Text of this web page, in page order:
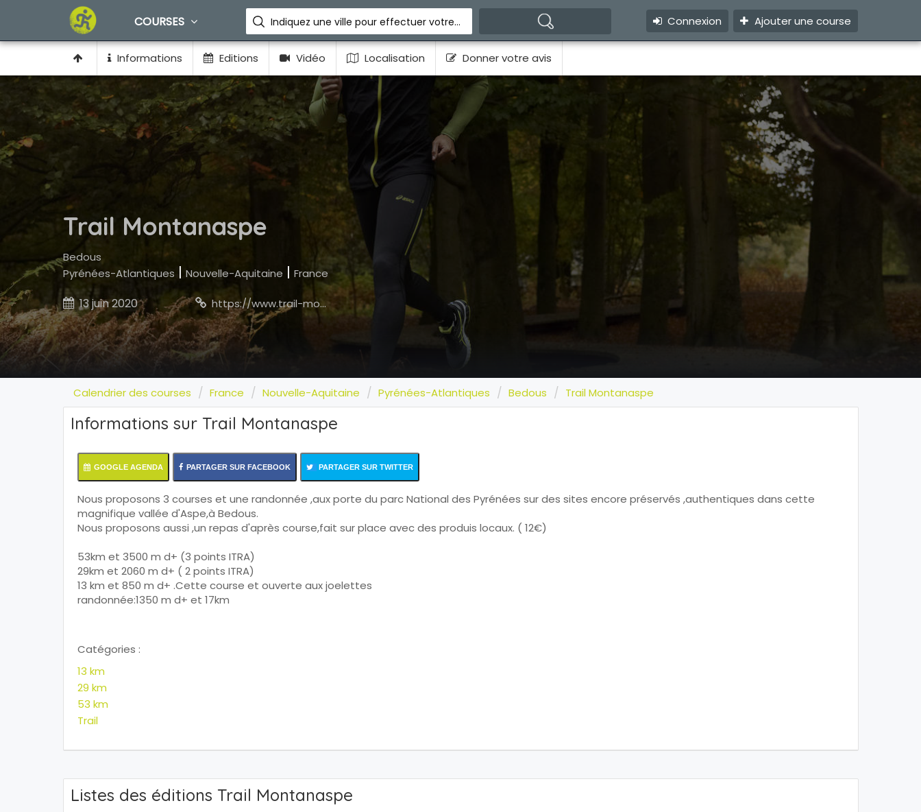
COURSES Indiquez une ville pour effectuer votre recherche Connexion Ajouter une course
Informations Editions Vidéo Localisation Donner votre avis
Trail Montanaspe
Bedous
Pyrénées-Atlantiques | Nouvelle-Aquitaine | France
13 juin 2020 https://www.trail-montanaspe.com/
Calendrier des courses France Nouvelle-Aquitaine Pyrénées-Atlantiques Bedous Trail Montanaspe
Informations sur Trail Montanaspe
GOOGLE AGENDA PARTAGER SUR FACEBOOK PARTAGER SUR TWITTER
Nous proposons 3 courses et une randonnée ,aux porte du parc National des Pyrénées sur des sites encore préservés ,authentiques dans cette
magnifique vallée d'Aspe,à Bedous.
Nous proposons aussi ,un repas d'après course,fait sur place avec des produis locaux. ( 12€)
53km et 3500 m d+ (3 points ITRA)
29km et 2060 m d+ ( 2 points ITRA)
13 km et 850 m d+ .Cette course et ouverte aux joelettes
randonnée:1350 m d+ et 17km
Catégories :
13 km
29 km
53 km
Trail
Listes des éditions Trail Montanaspe